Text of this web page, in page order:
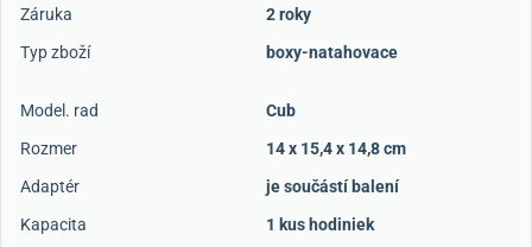
Záruka
2 roky
Typ zboží
boxy-natahovace
Model. rad
Cub
Rozmer
14 x 15,4 x 14,8 cm
Adaptér
je součástí balení
Kapacita
1 kus hodiniek